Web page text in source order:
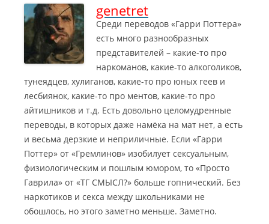
genetret
Среди переводов «Гарри Поттера»
есть много разнообразных
представителей – какие-то про
наркоманов, какие-то алкоголиков,
тунеядцев, хулиганов, какие-то про юных геев и
лесбиянок, какие-то про ментов, какие-то про
айтишников и т.д. Есть довольно целомудренные
переводы, в которых даже намёка на мат нет, а есть
и весьма дерзкие и неприличные. Если «Гарри
Поттер» от «Гремлинов» изобилует сексуальным,
физиологическим и пошлым юмором, то «Просто
Гаврила» от «ТГ СМЫСЛ?» больше гопнический. Без
наркотиков и секса между школьниками не
обошлось, но этого заметно меньше. Заметно.